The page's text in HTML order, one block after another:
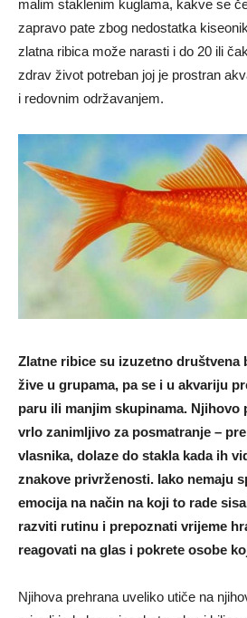
malim staklenim kuglama, kakve se
zapravo pate zbog nedostatka
zlatna ribica može narasti i do 20 ili
zdrav život potreban joj je prostran
i redovnim održavanjem.
Zlatne ribice su izuzetno društvena
žive u grupama, pa se i u akvariju
paru ili manjim skupinama. Njihovo
vrlo zanimljivo za posmatranje –
vlasnika, dolaze do stakla kada ih
znakove privrženosti. Iako nemaju
emocija na način na koji to rade
razviti rutinu i prepoznati vrijeme
reagovati na glas i pokrete osobe
Njihova prehrana uveliko utiče na